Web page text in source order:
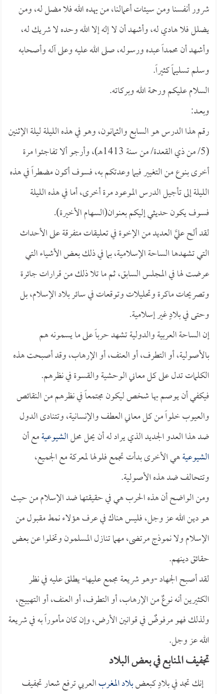
شرور أنفسنا ومن سيئات أعمالنا، من يهده الله فلا مضل له، ومن
يضلل فلا هادي له، وأشهد أن لا إله إلا الله وحده لا شريك له،
وأشهد أن محمداً عبده ورسوله، صلى الله عليه وعلى آله وأصحابه
وسلم تسليماً كثيراً.
السلام عليكم ورحمة الله وبركاته.
وبعــد:
رقم هذا الدرس هو السابع والثمانون، وهو في هذه الليلة ليلة الإثنين
(5/ من ذي القعدة/ من سنة 1413هـ)، وأرجو ألا تفاجئوا مرة
أخرى بنوع من التغيير فيما وعدتكم به، فسوف أكون مضطراً في هذه
الليلة إلى تأجيل الدرس الموعود مرة أخرى، أما في هذه الليلة
فسوف يكون حديثي إليكم بعنوان(السهام الأخيرة).
لقد ألح عليَّ العديد من الإخوة في تعليقات متفرقة على الأحداث
التي تشهدها الساحة الإسلامية، بما في ذلك بعض الأشياء التي
عرضت لها في المجلس السابق، ثم ما تلا ذلك من قرارات جائرة
وتصريحات ماكرة وتحليلات وتوقعات في سائر بلاد الإسلام، بل
وحتى في بلادٍ غير إسلامية.
إن الساحة العربية والدولية تشهد حرباً على ما يسمونه هم
بالأصولية، أو التطرف، أو العنف، أو الإرهاب، وقد أصبحت هذه
الكلمات تدل على كل معاني الوحشية والقسوة في نظرهم.
فيكفي أن يوصم بها شخص ليكون مجتمعاً في نظرهم من النقائص
والعيوب خلواً من كل معاني العطف والإنسانية، وتتنادى الدول
ضد هذا العدو الجديد الذي يراد له أن يحل محلالشيوعيةمع أن
الشيوعيةهي الأخرى بدأت تجمع فلولها لمعركة مع الجميع،
وتتحالف ضد هذه الأصولية.
ومن الواضح أن هذه الحرب هي في حقيقتها ضد الإسلام من حيث
هو دين الله عز وجل، فليس هناك في عرف هؤلاء نمط مقبول من
الإسلام ولا نموذج مرتضى، مهما تنازل المسلمون وتخلوا عن بعض
حقائق دينهم.
لقد أصبح الجهاد -وهو شريعة مجمع عليها- يطلق عليه في نظر
الكثيرين أنه نوعٌ من الإرهاب، أو التطرف، أو العنف، أو التهييج،
ولذلك فهو مرفوضٌ في قوانين الأرض، وإن كان مأموراً به في شريعة
الله عز وجل.
تجفيف المنابع في بعض البلاد
إنك تجد في بلادٍ كبعضبلاد المغربالعربي ترفع شعار تجفيف